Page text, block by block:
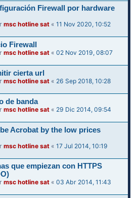
Firewall por hardware
msc hotline sat «11 Nov 2020, 10:52
Firewall
msc hotline sat «02 Nov 2019, 08:07
cierta url
msc hotline sat « 26 Sep 2018, 10:28
de banda
msc hotline sat « 29 Dic 2014, 09:54
Acrobat by the low prices
msc hotline sat «17 Jul 2014, 10:19
que empiezan con HTTPS
msc hotline sat «03 Abr 2014, 11:43